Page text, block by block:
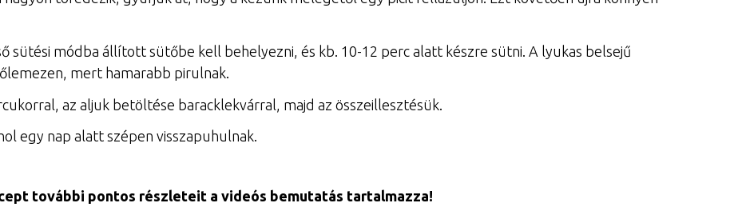
sütési módba állított sütőbe kell behelyezni, és kb. 10-12 perc alatt készre sütni. A lyukas belsejű
mert hamarabb pirulnak.
az aljuk betöltése baracklekvárral, majd az összeillesztésük.
egy nap alatt szépen visszapuhulnak.
további pontos részleteit a videós bemutatás tartalmazza!